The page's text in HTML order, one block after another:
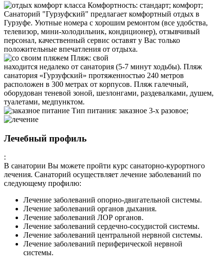
Комфортность: стандарт; комфорт;
Санаторий "Гурзуфский" предлагает комфортный отдых в
Гурзуфе. Уютные номера с хорошим ремонтом (все удобства,
телевизор, мини-холодильник, кондиционер), отзывчивый
персонал, качественный сервис оставят у Вас только
положительные впечатления от отдыха.
Пляж: свой
находится недалеко от санатория (5-7 минут ходьбы). Пляж
санатория «Гурзуфский» протяженностью 240 метров
расположен в 300 метрах от корпусов. Пляж галечный,
оборудован теневой зоной, шезлонгами, раздевалками, душем,
туалетами, медпунктом.
Тип питания: заказное 3-х разовое;
Лечебный профиль
:
В санатории Вы можете пройти курс санаторно-курортного
лечения. Санаторий осуществляет лечение заболеваний по
следующему профилю:
Лечение заболеваний опорно-двигательной системы.
Лечение заболеваний органов дыхания.
Лечение заболеваний ЛОР органов.
Лечение заболеваний сердечно-сосудистой системы.
Лечение заболеваний центральной нервной системы.
Лечение заболеваний периферической нервной
системы.